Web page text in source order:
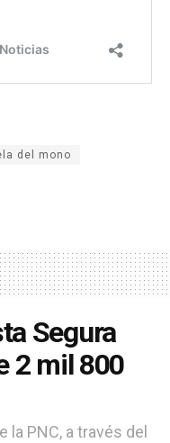
del mono
Segura
2 mil 800
la PNC, a través del